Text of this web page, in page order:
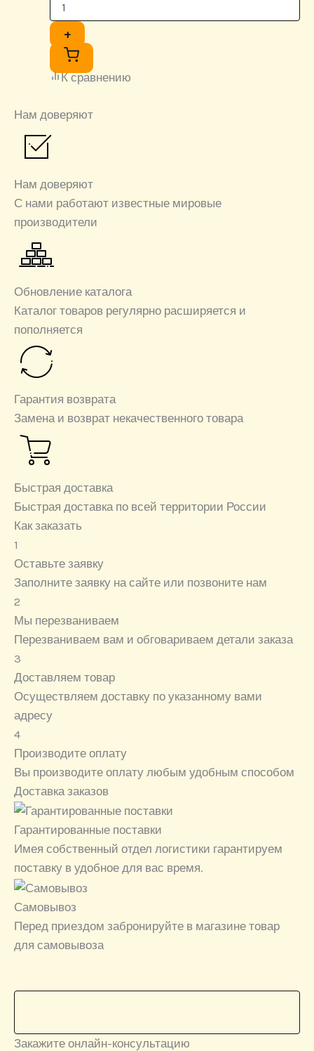
+
К сравнению
Нам доверяют
Нам доверяют
С нами работают известные мировые
производители
Обновление каталога
Каталог товаров регулярно расширяется и
пополняется
Гарантия возврата
Замена и возврат некачественного товара
Быстрая доставка
Быстрая доставка по всей территории России
Как заказать
1
Оставьте заявку
Заполните заявку на сайте или позвоните нам
2
Мы перезваниваем
Перезваниваем вам и обговариваем детали заказа
3
Доставляем товар
Осуществляем доставку по указанному вами
адресу
4
Производите оплату
Вы производите оплату любым удобным способом
Доставка заказов
Гарантированные поставки
Имея собственный отдел логистики гарантируем
поставку в удобное для вас время.
Самовывоз
Перед приездом забронируйте в магазине товар
для самовывоза
Закажите онлайн-консультацию